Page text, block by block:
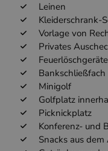
Leinen
Kleiderschrank-
Vorlage von
Privates
Feuerlöschgeräte
Bankschließfach
Minigolf
Golfplatz
Picknickplatz
Konferenz- und
Snacks aus